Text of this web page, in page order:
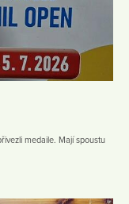
medaile. Mají spoustu